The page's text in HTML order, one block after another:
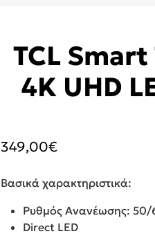
TCL
4K UHD
349,00€
Βασικά χαρακτηριστικά:
Ρυθμός Ανανέωσης: 50/
Direct LED